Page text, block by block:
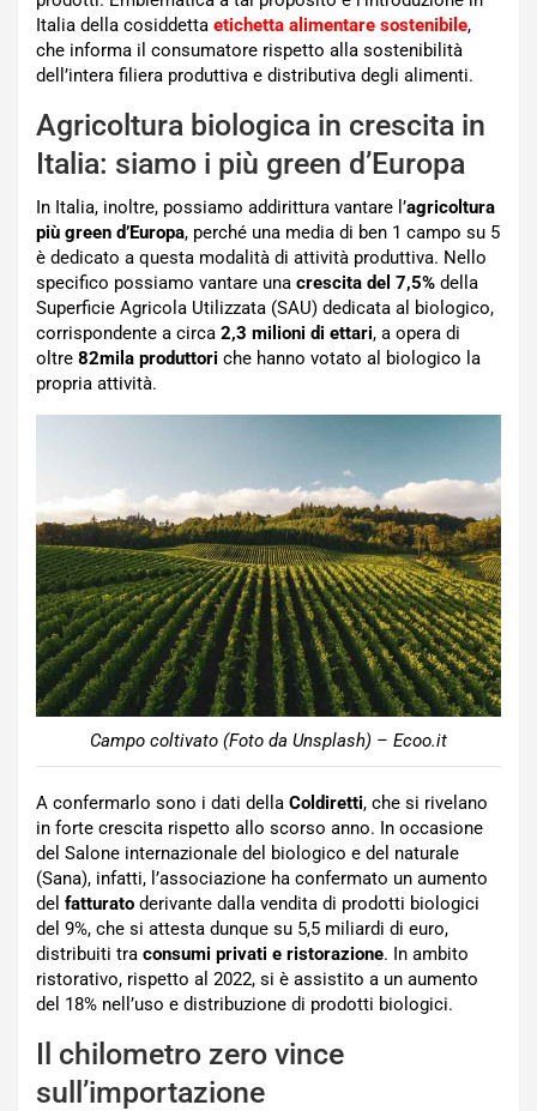
Italia della cosiddetta etichetta alimentare sostenibile,
che informa il consumatore rispetto alla sostenibilità
dell’intera filiera produttiva e distributiva degli alimenti.
Agricoltura biologica in crescita in
Italia: siamo i più green d’Europa
In Italia, inoltre, possiamo addirittura vantare l’agricoltura
più green d’Europa, perché una media di ben 1 campo su 5
è dedicato a questa modalità di attività produttiva. Nello
specifico possiamo vantare una crescita del 7,5% della
Superficie Agricola Utilizzata (SAU) dedicata al biologico,
corrispondente a circa 2,3 milioni di ettari, a opera di
oltre 82mila produttori che hanno votato al biologico la
propria attività.
Campo coltivato (Foto da Unsplash) – Ecoo.it
A confermarlo sono i dati della Coldiretti, che si rivelano
in forte crescita rispetto allo scorso anno. In occasione
del Salone internazionale del biologico e del naturale
(Sana), infatti, l’associazione ha confermato un aumento
del fatturato derivante dalla vendita di prodotti biologici
del 9%, che si attesta dunque su 5,5 miliardi di euro,
distribuiti tra consumi privati e ristorazione. In ambito
ristorativo, rispetto al 2022, si è assistito a un aumento
del 18% nell’uso e distribuzione di prodotti biologici.
Il chilometro zero vince
sull’importazione